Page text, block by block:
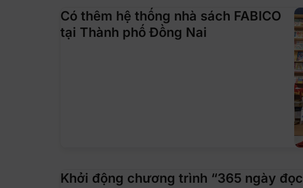
Có thêm hệ thống nhà sách FABICO
tại Thành phố Đồng Nai
Khởi động chương trình “365 ngày đọc